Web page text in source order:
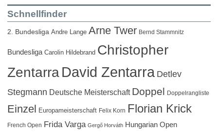
Schnellfinder
2. Bundesliga Andre Lange Arne Twer Bernd Stammnitz
Bundesliga Carolin Hildebrand Christopher
ZentarraDavid Zentarra Detlev
Stegmann Deutsche Meisterschaft Doppel Doppelrangliste
Einzel Europameisterschaft Felix Korn Florian Krick
French Open Frida Varga Gergő Horváth Hungarian Open